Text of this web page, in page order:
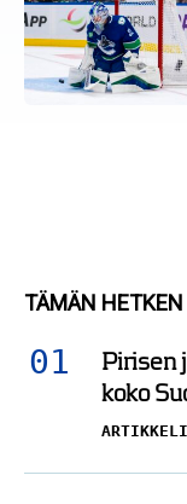
TÄMÄN
Pirisen
koko